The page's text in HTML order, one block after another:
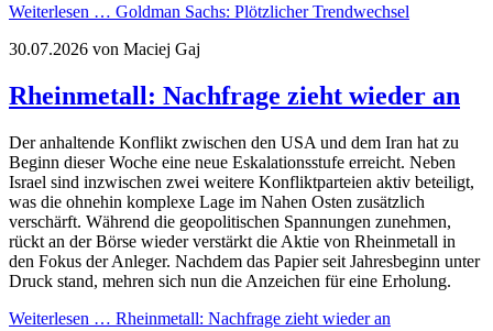
Weiterlesen … Goldman Sachs: Plötzlicher Trendwechsel
30.07.2026 von Maciej Gaj
Rheinmetall: Nachfrage zieht wieder an
Der anhaltende Konflikt zwischen den USA und dem Iran hat zu
Beginn dieser Woche eine neue Eskalationsstufe erreicht. Neben
Israel sind inzwischen zwei weitere Konfliktparteien aktiv beteiligt,
was die ohnehin komplexe Lage im Nahen Osten zusätzlich
verschärft. Während die geopolitischen Spannungen zunehmen,
rückt an der Börse wieder verstärkt die Aktie von Rheinmetall in
den Fokus der Anleger. Nachdem das Papier seit Jahresbeginn unter
Druck stand, mehren sich nun die Anzeichen für eine Erholung.
Weiterlesen … Rheinmetall: Nachfrage zieht wieder an